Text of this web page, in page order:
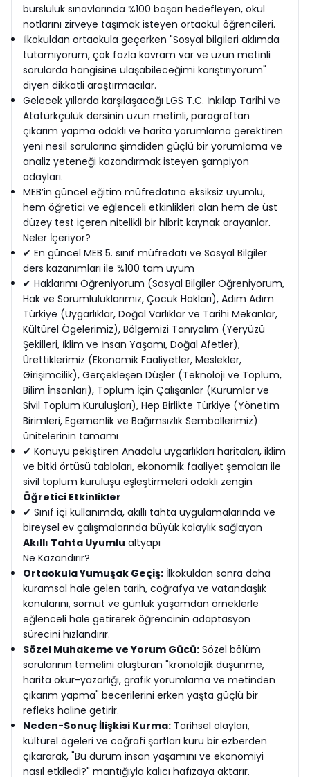
bursluluk sınavlarında %100 başarı hedefleyen, okul
notlarını zirveye taşımak isteyen ortaokul öğrencileri.
İlkokuldan ortaokula geçerken "Sosyal bilgileri aklımda
tutamıyorum, çok fazla kavram var ve uzun metinli
sorularda hangisine ulaşabileceğimi karıştırıyorum"
diyen dikkatli araştırmacılar.
Gelecek yıllarda karşılaşacağı LGS T.C. İnkılap Tarihi ve
Atatürkçülük dersinin uzun metinli, paragraftan
çıkarım yapma odaklı ve harita yorumlama gerektiren
yeni nesil sorularına şimdiden güçlü bir yorumlama ve
analiz yeteneği kazandırmak isteyen şampiyon
adayları.
MEB’in güncel eğitim müfredatına eksiksiz uyumlu,
hem öğretici ve eğlenceli etkinlikleri olan hem de üst
düzey test içeren nitelikli bir hibrit kaynak arayanlar.
Neler İçeriyor?
✔ En güncel MEB 5. sınıf müfredatı ve Sosyal Bilgiler
ders kazanımları ile %100 tam uyum
✔ Haklarımı Öğreniyorum (Sosyal Bilgiler Öğreniyorum,
Hak ve Sorumluluklarımız, Çocuk Hakları), Adım Adım
Türkiye (Uygarlıklar, Doğal Varlıklar ve Tarihi Mekanlar,
Kültürel Ögelerimiz), Bölgemizi Tanıyalım (Yeryüzü
Şekilleri, İklim ve İnsan Yaşamı, Doğal Afetler),
Ürettiklerimiz (Ekonomik Faaliyetler, Meslekler,
Girişimcilik), Gerçekleşen Düşler (Teknoloji ve Toplum,
Bilim İnsanları), Toplum İçin Çalışanlar (Kurumlar ve
Sivil Toplum Kuruluşları), Hep Birlikte Türkiye (Yönetim
Birimleri, Egemenlik ve Bağımsızlık Sembollerimiz)
ünitelerinin tamamı
✔ Konuyu pekiştiren Anadolu uygarlıkları haritaları, iklim
ve bitki örtüsü tabloları, ekonomik faaliyet şemaları ile
sivil toplum kuruluşu eşleştirmeleri odaklı zengin
Öğretici Etkinlikler
✔ Sınıf içi kullanımda, akıllı tahta uygulamalarında ve
bireysel ev çalışmalarında büyük kolaylık sağlayan
Akıllı Tahta Uyumlu altyapı
Ne Kazandırır?
Ortaokula Yumuşak Geçiş: İlkokuldan sonra daha
kuramsal hale gelen tarih, coğrafya ve vatandaşlık
konularını, somut ve günlük yaşamdan örneklerle
eğlenceli hale getirerek öğrencinin adaptasyon
sürecini hızlandırır.
Sözel Muhakeme ve Yorum Gücü: Sözel bölüm
sorularının temelini oluşturan "kronolojik düşünme,
harita okur-yazarlığı, grafik yorumlama ve metinden
çıkarım yapma" becerilerini erken yaşta güçlü bir
refleks haline getirir.
Neden-Sonuç İlişkisi Kurma: Tarihsel olayları,
kültürel ögeleri ve coğrafi şartları kuru bir ezberden
çıkararak, "Bu durum insan yaşamını ve ekonomiyi
nasıl etkiledi?" mantığıyla kalıcı hafızaya aktarır.